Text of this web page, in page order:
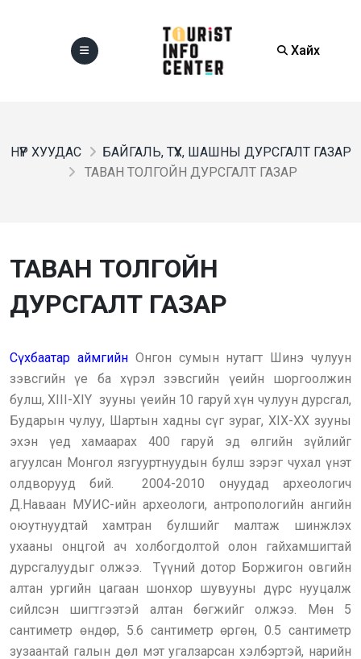
Хайх
НҮҮР ХУУДАС
БАЙГАЛЬ, ТҮҮХ, ШАШНЫ ДУРСГАЛТ ГАЗАР
ТАВАН ТОЛГОЙН ДУРСГАЛТ ГАЗАР
ТАВАН ТОЛГОЙН
ДУРСГАЛТ ГАЗАР
Сүхбаатар аймгийнОнгон сумын нутагт Шинэ чулуун
зэвсгийн үе ба хүрэл зэвсгийн үеийн шоргоолжин
булш, XIII-XIY зууны үеийн 10 гаруй хүн чулуун дурсгал,
Бударын чулуу, Шартын хадны сүг зураг, XIX-XX зууны
эхэн үед хамаарах 400 гаруй эд өлгийн зүйлийг
агуулсан Монгол язгууртнуудын булш зэрэг чухал үнэт
олдворууд бий. 2004-2010 онуудад археологич
Д.Наваан МУИС-ийн археологи, антропологийн ангийн
оюутнуудтай хамтран булшийг малтаж шинжлэх
ухааны онцгой ач холбогдолтой олон гайхамшигтай
дурсгалуудыг олжээ. Түүний дотор Боржигон овгийн
алтан ургийн цагаан шонхор шувууны дүрс нууцалж
сийлсэн шигтгээтэй алтан бөгжийг олжээ. Мөн 5
сантиметр өндөр, 5.6 сантиметр өргөн, 0.5 сантиметр
зузаантай галын дөл мэт угалзарсан хэлбэртэй, нарийн